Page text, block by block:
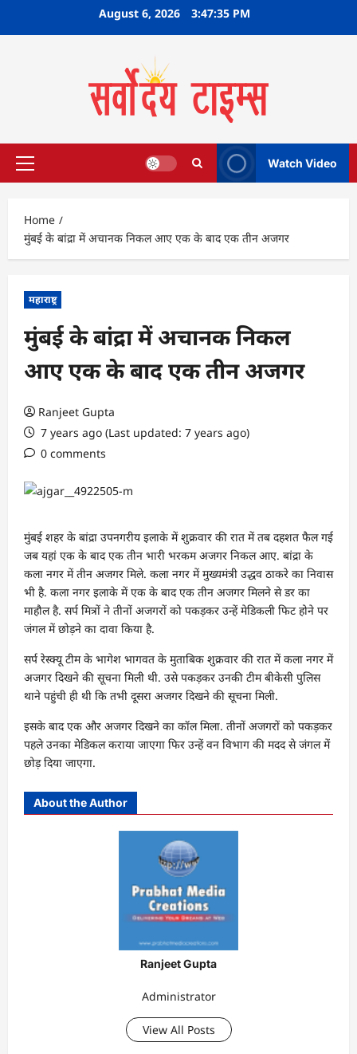
August 6, 2026 3:47:36 PM
Primary
Watch Video
Home
मुंबई के बांद्रा में अचानक निकल आए एक के बाद एक तीन अजगर
महाराष्ट्र
मुंबई के बांद्रा में अचानक निकल
आए एक के बाद एक तीन अजगर
Ranjeet Gupta
7 years ago (Last updated: 7 years ago)
0 comments
मुंबई शहर के बांद्रा उपनगरीय इलाके में शुक्रवार की रात में तब दहशत फैल गई
जब यहां एक के बाद एक तीन भारी भरकम अजगर निकल आए. बांद्रा के
कला नगर में तीन अजगर मिले. कला नगर में मुख्यमंत्री उद्धव ठाकरे का निवास
भी है. कला नगर इलाके में एक के बाद एक तीन अजगर मिलने से डर का
माहौल है. सर्प मित्रों ने तीनों अजगरों को पकड़कर उन्हें मेडिकली फिट होने पर
जंगल में छोड़ने का दावा किया है.
सर्प रेस्क्यू टीम के भागेश भागवत के मुताबिक शुक्रवार की रात में कला नगर में
अजगर दिखने की सूचना मिली थी. उसे पकड़कर उनकी टीम बीकेसी पुलिस
थाने पहुंची ही थी कि तभी दूसरा अजगर दिखने की सूचना मिली.
इसके बाद एक और अजगर दिखने का कॉल मिला. तीनों अजगरों को पकड़कर
पहले उनका मेडिकल कराया जाएगा फिर उन्हें वन विभाग की मदद से जंगल में
छोड़ दिया जाएगा.
About the Author
Ranjeet Gupta
Administrator
View All Posts